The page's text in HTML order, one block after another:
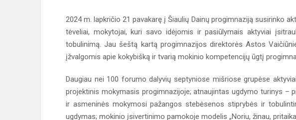
2024 m. lapkričio 21 pavakarę į Šiaulių Dainų progimnaziją susirinko
tėveliai, mokytojai, kuri savo idėjomis ir pasiūlymais aktyviai
tobulinimą. Jau šeštą kartą progimnazijos direktorės Astos
įžvalgomis apie kokybišką ir tvarią mokinio kompetencijų ūgtį
Daugiau nei 100 forumo dalyvių septyniose mišriose grupėse
projektinis mokymasis progimnazijoje; atnaujintas ugdymo turinys –
ir asmeninės mokymosi pažangos stebėsenos stiprybės ir
ugdymas; mokinio įsivertinimo pamokoje modelis „Noriu, žinau,